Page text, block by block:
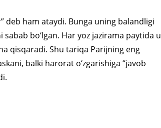
deb ham ataydi. Bunga uning balandligi
bo‘lgan. Har yoz jazirama paytida u
qisqaradi. Shu tariqa Parijning eng
balki harorat o‘zgarishiga “javob